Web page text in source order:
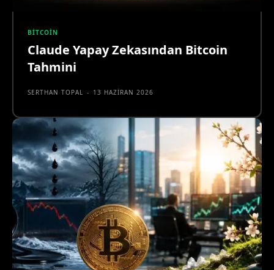
BITCOIN
Claude Yapay Zekasından Bitcoin
Tahmini
SERTHAN TOPAL - 13 HAZIRAN 2026